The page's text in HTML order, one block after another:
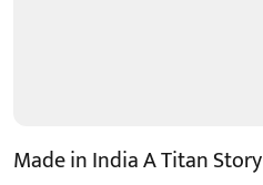
Made in India A Titan Story